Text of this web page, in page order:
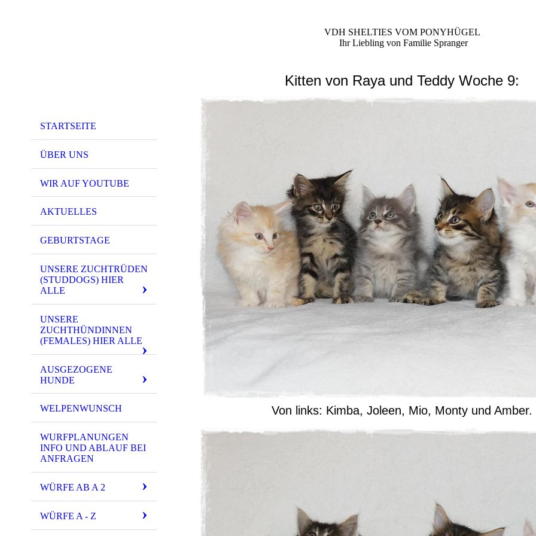
STARTSEITE
ÜBER UNS
WIR AUF YOUTUBE
AKTUELLES
GEBURTSTAGE
UNSERE ZUCHTRÜDEN
(STUDDOGS) HIER
ALLE
UNSERE
ZUCHTHÜNDINNEN
(FEMALES) HIER ALLE
AUSGEZOGENE
HUNDE
WELPENWUNSCH
WURFPLANUNGEN
INFO UND ABLAUF BEI
ANFRAGEN
WÜRFE AB A 2
WÜRFE A - Z
VDH SHELTIES VOM PONYHÜGEL
Ihr Liebling von Familie Spranger
Kitten von Raya und Teddy Woche 9:
Von links: Kimba, Joleen, Mio, Monty und Amber.